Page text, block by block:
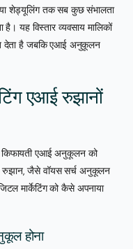
शेड्यूलिंग तक सब कुछ संभालता
यह विस्तार व्यवसाय मालिकों
देता है जबकि एआई अनुकूलन
एआई रुझानों
एआई अनुकूलन को
रुझान, जैसे वॉयस सर्च अनुकूलन
मार्केटिंग को कैसे अपनाया
होना